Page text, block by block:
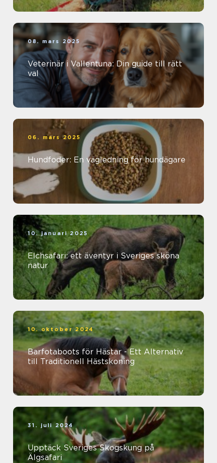
08. mars 2025
Veterinär i Vallentuna: Din guide till rätt
val
06. mars 2025
Hundfoder: En vägledning för hundägare
10. januari 2025
Elchsafari: ett äventyr i Sveriges sköna
natur
10. oktober 2024
Barfotaboots för Hästar - Ett Alternativ
till Traditionell Hästskoning
31. juli 2024
Upptäck Sveriges Skogskung på
Älgsafari